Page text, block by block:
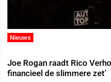
Nieuws
Joe Rogan raadt Rico
financieel de slimmere zet’